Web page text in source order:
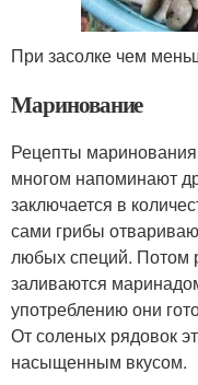
При засолке чем
Маринование
Рецепты
многом напоминают
заключается в
сами грибы
любых специй. Потом
заливаются
употреблению они
От соленых рядовок
насыщенным вкусом.